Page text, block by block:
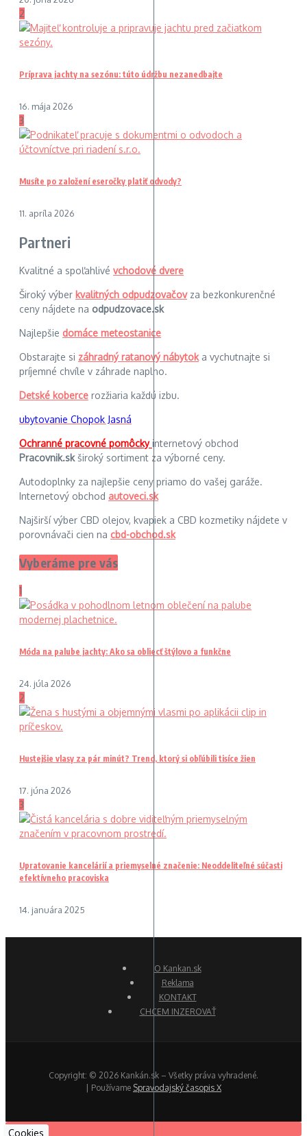
2
Príprava jachty na sezónu: túto údržbu nezanedbajte
16. mája 2026
3
Musíte po založení eseročky platiť odvody?
11. apríla 2026
Partneri
Kvalitné a spoľahlivé vchodové dvere
Široký výber kvalitných odpudzovačovza bezkonkurenčné
ceny nájdete na odpudzovace.sk
Najlepšie domáce meteostanice
Obstarajte si záhradný ratanový nábytoka vychutnajte si
príjemné chvíle v záhrade naplno.
Detské koberce rozžiaria každú izbu.
ubytovanie Chopok Jasná
Ochranné pracovné pomôckyinternetový obchod
Pracovnik.skširoký sortiment za výborné ceny.
Autodoplnky za najlepšie ceny priamo do vašej garáže.
Internetový obchod autoveci.sk
Najširší výber CBD olejov, kvapiek a CBD kozmetiky nájdete v
porovnávači cien na cbd-obchod.sk
Vyberáme pre vás
1
Móda na palube jachty: Ako sa obliecť štýlovo a funkčne
24. júla 2026
2
Hustejšie vlasy za pár minút? Trend, ktorý si obľúbili tisíce žien
17. júna 2026
3
Upratovanie kancelárií a priemyselné značenie: Neoddeliteľné súčasti
efektívneho pracoviska
14. januára 2025
O Kankan.sk
Reklama
KONTAKT
CHCEM INZEROVAŤ
Copyright: © 2026 Kankán.sk – Všetky práva vyhradené.
| Používame Spravodajský časopis X
Cookies